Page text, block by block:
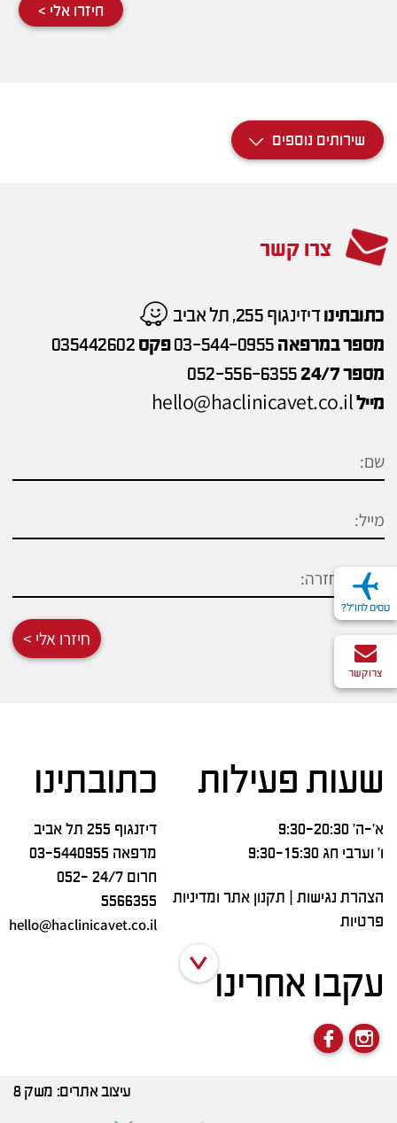
חיזרו אלי >
שירותים נוספים
צרו קשר
כתובתינודיזינגוף 255, תל אביב
מספר במרפאה 03-544-0955פקס 035442602
מספר 24/7
052-556-6355
מיילhello@haclinicavet.co.il
חיזרו אלי >
טסים לחו"ל?
צרו קשר
שעות פעילות
א’-ה’ 9:30-20:30
ו’ וערבי חג 9:30-15:30
הצהרת נגישות
תקנון אתר ומדיניות
פרטיות
כתובתינו
דיזנגוף 255 תל אביב
מרפאה 03-5440955
חרום 24/7
052-
5566355
hello@haclinicavet.co.il
עקבו אחרינו
עיצוב אתרים: משק 8